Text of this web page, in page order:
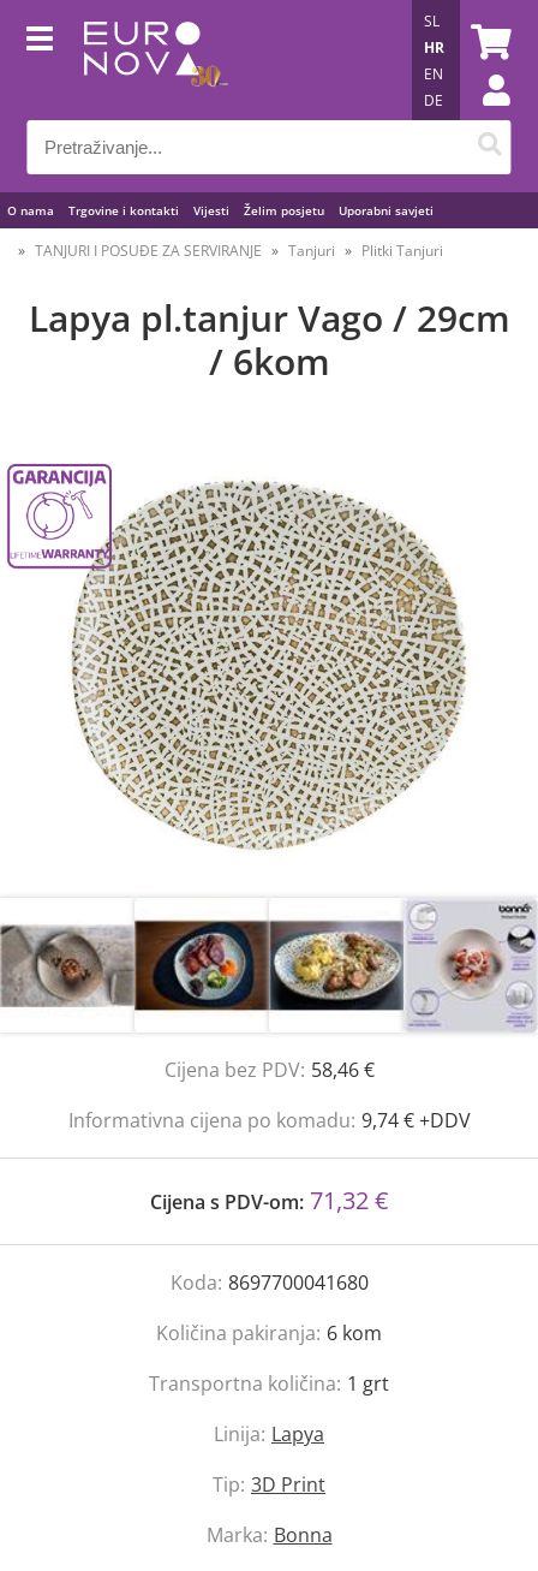
O nama Trgovine i kontakti Vijesti Želim posjetu Uporabni savjeti
SL
HR
EN
DE
TANJURI I POSUĐE ZA SERVIRANJE Tanjuri Plitki Tanjuri
Lapya pl.tanjur Vago / 29cm
/ 6kom
Cijena bez PDV: 58,46 €
Informativna cijena po komadu: 9,74 € +DDV
Cijena s PDV-om: 71,32 €
Koda: 8697700041680
Količina pakiranja: 6 kom
Transportna količina: 1 grt
Linija: Lapya
Tip: 3D Print
Marka: Bonna